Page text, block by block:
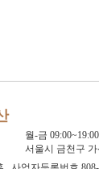
월-금
서울시 금천구 가